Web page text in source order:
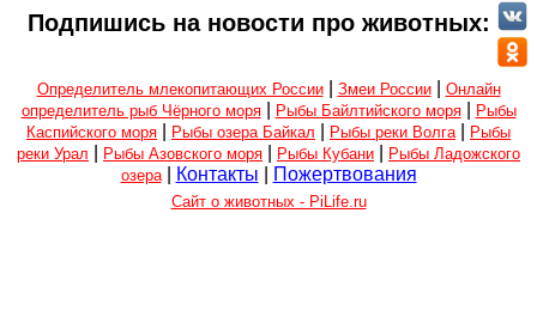
Подпишись на новости про животных:
Определитель млекопитающих России| Змеи России| Онлайн
определитель рыб Чёрного моря| Рыбы Байлтийского моря|
Рыбы
Каспийского моря
Рыбы озера Байкал Рыбы реки Волга
Рыбы
реки Урал
Рыбы Азовского моря Рыбы Кубани
Рыбы Ладожского
озера| Контакты Пожертвования
Сайт о животных - PiLife.ru